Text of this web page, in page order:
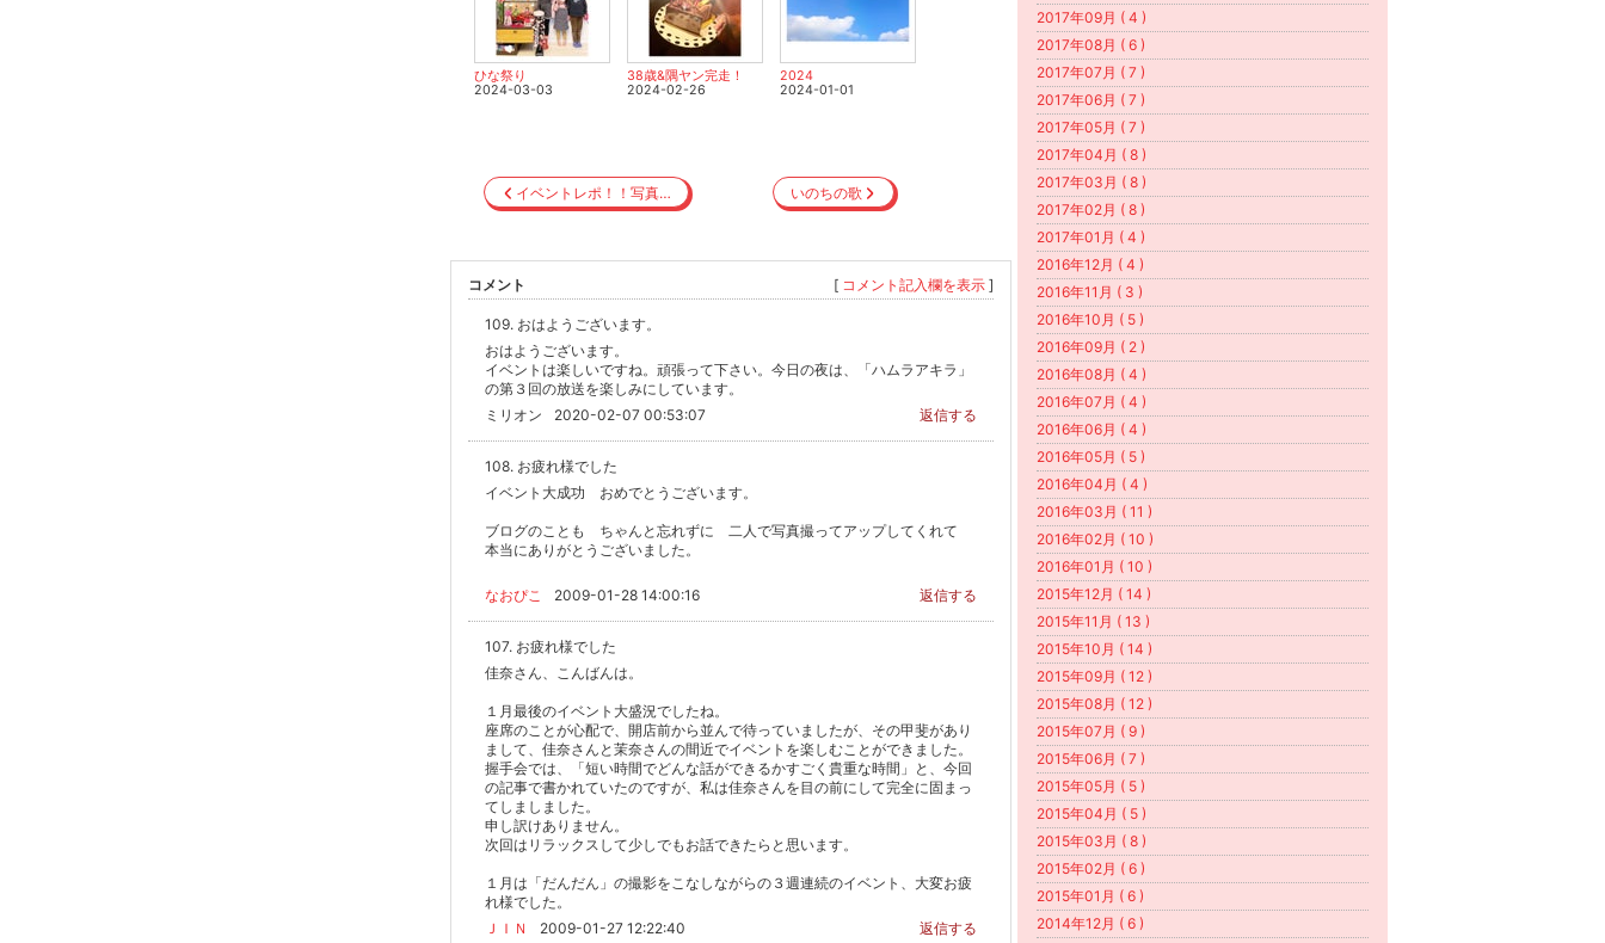
ひな祭り
2024-03-03
38歳&隅ヤン完走！
2024-02-26
2024
2024-01-01
イベントレポ！！写真… いのちの歌
[ コメント記入欄を表示 ]
コメント
109. おはようございます。
おはようございます。
イベントは楽しいですね。頑張って下さい。今日の夜は、「ハムラアキラ」
の第３回の放送を楽しみにしています。
ミリオン
2020-02-07 00:53:07 返信する
108. お疲れ様でした
イベント大成功 おめでとうございます。
ブログのことも ちゃんと忘れずに 二人で写真撮ってアップしてくれて
本当にありがとうございました。
なおぴこ 2009-01-28 14:00:16 返信する
107. お疲れ様でした
佳奈さん、こんばんは。
１月最後のイベント大盛況でしたね。
座席のことが心配で、開店前から並んで待っていましたが、その甲斐があり
まして、佳奈さんと茉奈さんの間近でイベントを楽しむことができました。
握手会では、「短い時間でどんな話ができるかすごく貴重な時間」と、今回
の記事で書かれていたのですが、私は佳奈さんを目の前にして完全に固まっ
てしましました。
申し訳けありません。
次回はリラックスして少しでもお話できたらと思います。
１月は「だんだん」の撮影をこなしながらの３週連続のイベント、大変お疲
れ様でした。
ＪＩＮ
2009-01-27 12:22:40 返信する
2017年09月 ( 4 )
2017年08月 ( 6 )
2017年07月 ( 7 )
2017年06月 ( 7 )
2017年05月 ( 7 )
2017年04月 ( 8 )
2017年03月 ( 8 )
2017年02月 ( 8 )
2017年01月 ( 4 )
2016年12月 ( 4 )
2016年11月 ( 3 )
2016年10月 ( 5 )
2016年09月 ( 2 )
2016年08月 ( 4 )
2016年07月 ( 4 )
2016年06月 ( 4 )
2016年05月 ( 5 )
2016年04月 ( 4 )
2016年03月 ( 11 )
2016年02月 ( 10 )
2016年01月 ( 10 )
2015年12月 ( 14 )
2015年11月 ( 13 )
2015年10月 ( 14 )
2015年09月 ( 12 )
2015年08月 ( 12 )
2015年07月 ( 9 )
2015年06月 ( 7 )
2015年05月 ( 5 )
2015年04月 ( 5 )
2015年03月 ( 8 )
2015年02月 ( 6 )
2015年01月 ( 6 )
2014年12月 ( 6 )